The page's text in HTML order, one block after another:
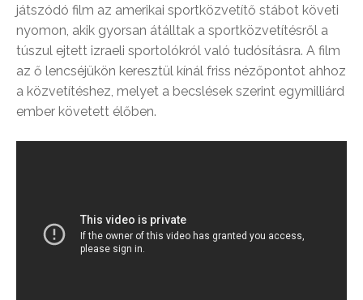
játszódó film az amerikai sportközvetítő stábot követi
nyomon, akik gyorsan átálltak a sportközvetítésről a
túszul ejtett izraeli sportolókról való tudósításra. A film
az ő lencséjükön keresztül kínál friss nézőpontot ahhoz
a közvetítéshez, melyet a becslések szerint egymilliárd
ember követett élőben.